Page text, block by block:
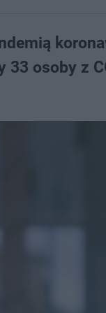
33 osoby z